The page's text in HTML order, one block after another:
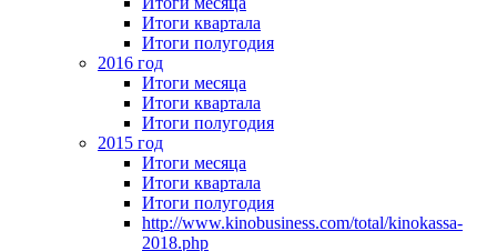
Итоги квартала
Итоги полугодия
2016 год
Итоги месяца
Итоги квартала
Итоги полугодия
2015 год
Итоги месяца
Итоги квартала
Итоги полугодия
http://www.kinobusiness.com/total/kinokassa-
2018.php